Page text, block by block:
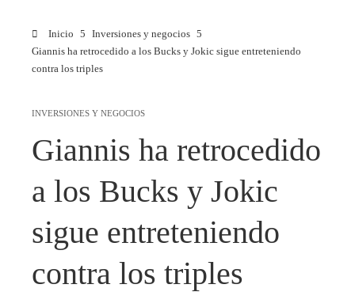
Inicio
Inversiones y negocios
Giannis ha retrocedido a los Bucks y Jokic sigue entreteniendo
contra los triples
INVERSIONES Y NEGOCIOS
Giannis ha retrocedido
a los Bucks y Jokic
sigue entreteniendo
contra los triples